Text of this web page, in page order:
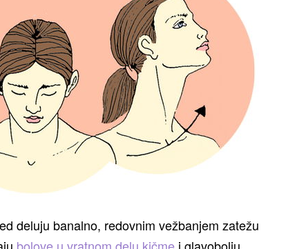
deluju banalno, redovnim vežbanjem zatežu